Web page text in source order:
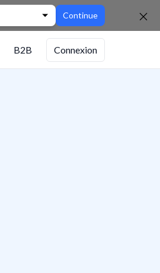
Continue
B2B Connexion